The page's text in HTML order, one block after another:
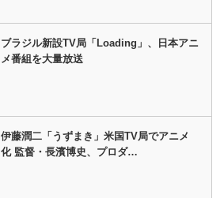
ブラジル新設TV局「Loading」、日本アニ
メ番組を大量放送
伊藤潤二「うずまき」米国TV局でアニメ
化 監督・長濱博史、プロダ…